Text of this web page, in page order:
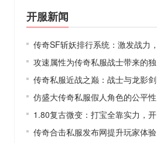
开服新闻
传奇SF斩妖排行系统：激发战力，
攻速属性为传奇私服战士带来的独
传奇私服近战之巅：战士与龙影剑
仿盛大传奇私服假人角色的公平性
1.80复古微变：打宝全靠实力，开
传奇合击私服发布网提升玩家体验